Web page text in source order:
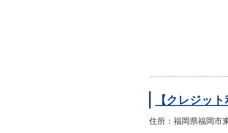
【クレジッ
住所：福岡県福岡市